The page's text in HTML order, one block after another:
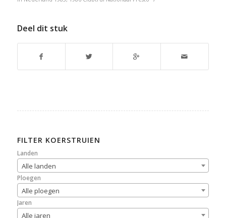
Deel dit stuk
FILTER KOERSTRUIEN
Landen
Alle landen
Ploegen
Alle ploegen
Jaren
Alle jaren